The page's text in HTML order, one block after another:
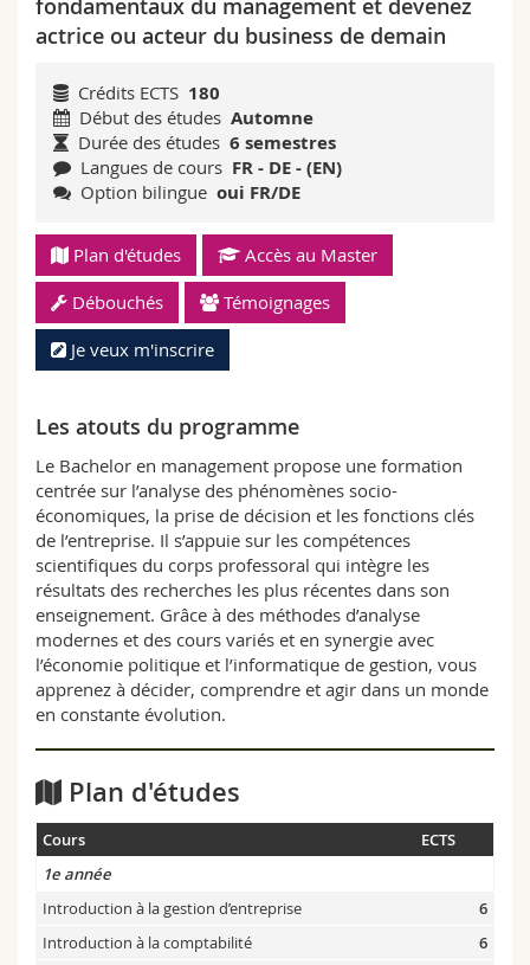
Sciences et médecine
Interfacultaire
Collaborateurs
Doctorants
Webmail
Programme des cours
MyUnifr
fondamentaux du management et devenez
actrice ou acteur du business de demain
Crédits ECTS 180
Début des études Automne
Durée des études 6 semestres
Langues de cours FR - DE - (EN)
Option bilingue oui FR/DE
Plan d'études
Accès au Master
Débouchés
Témoignages
Je veux m'inscrire
Les atouts du programme
Le Bachelor en management propose une formation
centrée sur l’analyse des phénomènes socio-
économiques, la prise de décision et les fonctions clés
de l’entreprise. Il s’appuie sur les compétences
scientifiques du corps professoral qui intègre les
résultats des recherches les plus récentes dans son
enseignement. Grâce à des méthodes d’analyse
modernes et des cours variés et en synergie avec
l’économie politique et l’informatique de gestion, vous
apprenez à décider, comprendre et agir dans un monde
en constante évolution.
Plan d'études
Cours
ECTS
1e année
Introduction à la gestion d’entreprise
6
Introduction à la comptabilité
6